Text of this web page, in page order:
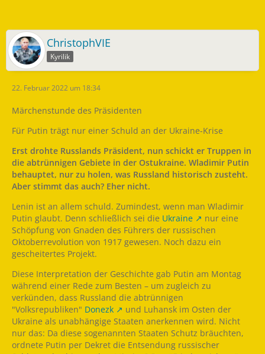
ChristophVIE
Kyrilik
22. Februar 2022 um 18:34
Märchenstunde des Präsidenten
Für Putin trägt nur einer Schuld an der Ukraine-Krise
Erst drohte Russlands Präsident, nun schickt er Truppen in
die abtrünnigen Gebiete in der Ostukraine. Wladimir Putin
behauptet, nur zu holen, was Russland historisch zusteht.
Aber stimmt das auch? Eher nicht.
Lenin ist an allem schuld. Zumindest, wenn man Wladimir
Putin glaubt. Denn schließlich sei die Ukraine
nur eine
Schöpfung von Gnaden des Führers der russischen
Oktoberrevolution von 1917 gewesen. Noch dazu ein
gescheitertes Projekt.
Diese Interpretation der Geschichte gab Putin am Montag
während einer Rede zum Besten – um zugleich zu
verkünden, dass Russland die abtrünnigen
"Volksrepubliken" Donezk
und Luhansk im Osten der
Ukraine als unabhängige Staaten anerkennen wird. Nicht
nur das: Da diese sogenannten Staaten Schutz bräuchten,
ordnete Putin per Dekret die Entsendung russischer